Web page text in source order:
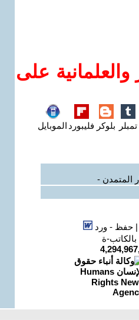
على
تمبلر بلوكر فليبورد الموبايل
المتمدن -
|حفظ - ورد
بالكاتب-ة